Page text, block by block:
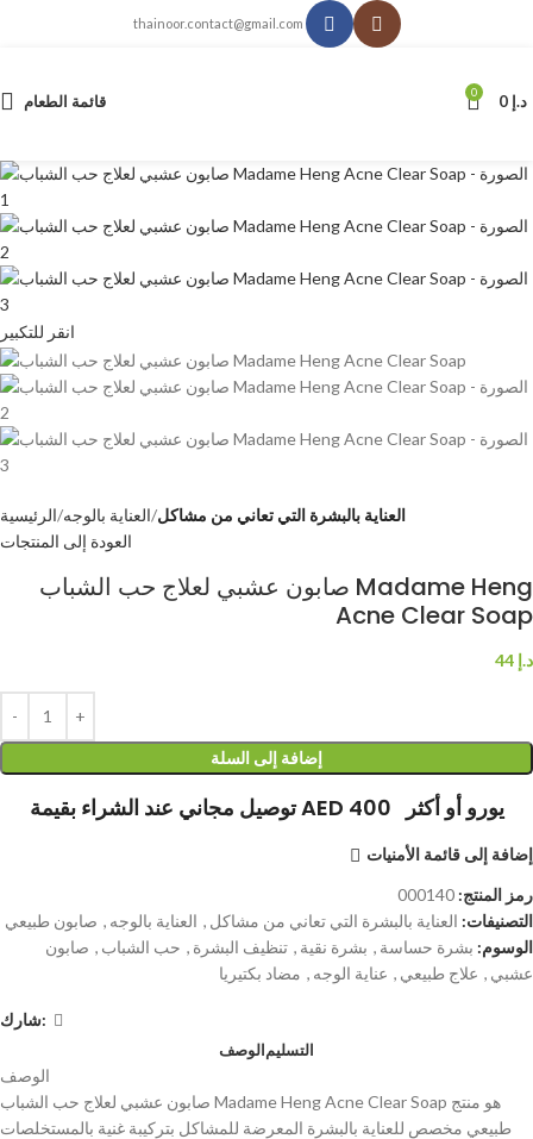
thainoor.contact@gmail.com
قائمة الطعام 0 د.إ
انقر للتكبير
الرئيسية العناية بالوجه العناية بالبشرة التي تعاني من مشاكل
العودة إلى المنتجات
صابون عشبي لعلاج حب الشباب Madame Heng
Acne Clear Soap
د.إ
إضافة إلى السلة
توصيل مجاني عند الشراء بقيمة AED 400 يورو أو أكثر
إضافة إلى قائمة الأمنيات
رمز المنتج: 000140
التصنيفات: العناية بالبشرة التي تعاني من مشاكل , العناية بالوجه , صابون طبيعي
الوسوم: بشرة حساسة , بشرة نقية , تنظيف البشرة , حب الشباب , صابون
عشبي , علاج طبيعي , عناية الوجه , مضاد بكتيريا
شارك:
الوصفالتسليم
الوصف
صابون عشبي لعلاج حب الشباب Madame Heng Acne Clear Soap هو منتج
طبيعي مخصص للعناية بالبشرة المعرضة للمشاكل بتركيبة غنية بالمستخلصات